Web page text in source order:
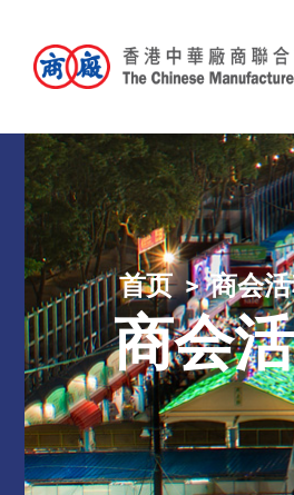
首页 商会
商会